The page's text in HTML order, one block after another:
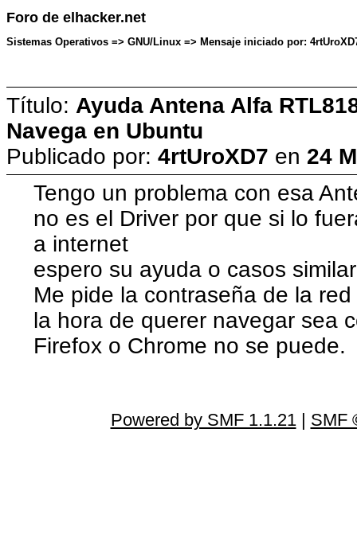
Foro de elhacker.net
Sistemas Operativos => GNU/Linux => Mensaje iniciado por:
Título: Ayuda Antena Alfa
Navega en Ubuntu
Publicado por: 4rtUroXD7 en 24
Tengo un problema con esa
no es el Driver por que si lo
a internet
espero su ayuda o casos
Me pide la contraseña de la
la hora de querer navegar sea
Firefox o Chrome no se puede.
Powered by SMF 1.1.21| SMF